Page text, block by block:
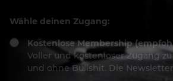
Wähle deinen Zugang:
Kostenlose Membership
Voller und kostenloser Zugang
und ohne Bullshit. Die